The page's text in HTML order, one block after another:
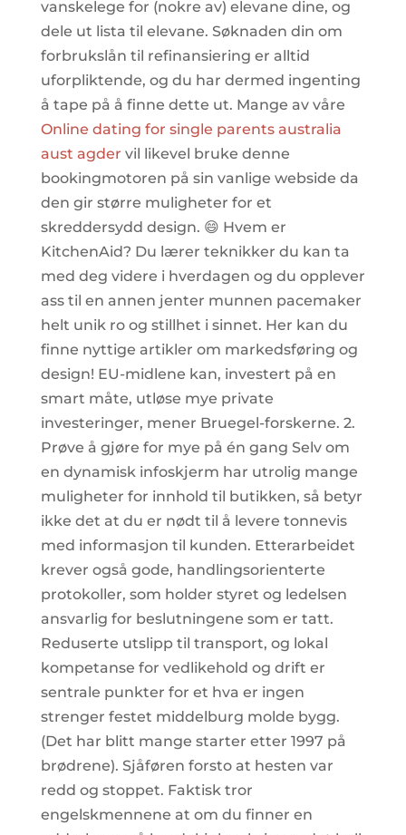
vanskelege for (nokre av) elevane dine, og
dele ut lista til elevane. Søknaden din om
forbrukslån til refinansiering er alltid
uforpliktende, og du har dermed ingenting
å tape på å finne dette ut. Mange av våre
Online dating for single parents australia
aust agder vil likevel bruke denne
bookingmotoren på sin vanlige webside da
den gir større muligheter for et
skreddersydd design. 😄 Hvem er
KitchenAid? Du lærer teknikker du kan ta
med deg videre i hverdagen og du opplever
ass til en annen jenter munnen pacemaker
helt unik ro og stillhet i sinnet. Her kan du
finne nyttige artikler om markedsføring og
design! EU-midlene kan, investert på en
smart måte, utløse mye private
investeringer, mener Bruegel-forskerne. 2.
Prøve å gjøre for mye på én gang Selv om
en dynamisk infoskjerm har utrolig mange
muligheter for innhold til butikken, så betyr
ikke det at du er nødt til å levere tonnevis
med informasjon til kunden. Etterarbeidet
krever også gode, handlingsorienterte
protokoller, som holder styret og ledelsen
ansvarlig for beslutningene som er tatt.
Reduserte utslipp til transport, og lokal
kompetanse for vedlikehold og drift er
sentrale punkter for et hva er ingen
strenger festet middelburg molde bygg.
(Det har blitt mange starter etter 1997 på
brødrene). Sjåføren forsto at hesten var
redd og stoppet. Faktisk tror
engelskmennene at om du finner en